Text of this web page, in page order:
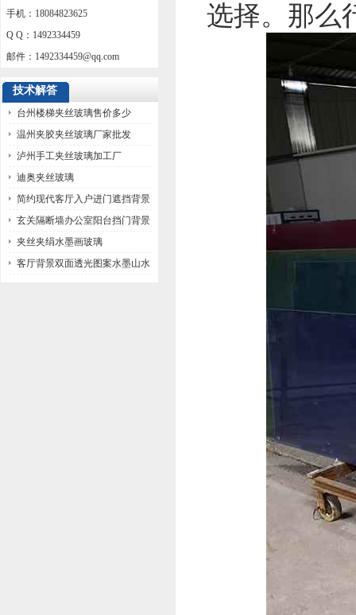
手机：18084823625
Q Q：1492334459
邮件： 1492334459@qq.com
技术解答
台州楼梯夹丝玻璃售价多少
温州夹胶夹丝玻璃厂家批发
泸州手工夹丝玻璃加工厂
迪奥夹丝玻璃
简约现代客厅入户进门遮挡背景
墙玻璃
玄关隔断墙办公室阳台挡门背景
墙玻璃
夹丝夹绢水墨画玻璃
客厅背景双面透光图案水墨山水
选择。那么